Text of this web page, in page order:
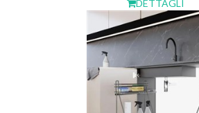
DETTAGLI